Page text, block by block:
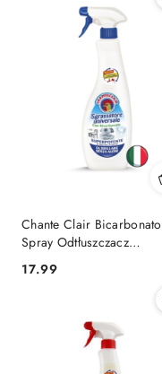
Chante Clair Bicarbonato
Spray Odtłuszczacz
(Włochy)
Cena:
17.99